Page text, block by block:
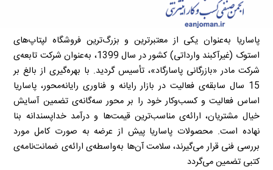
پاساریا به‌عنوان یکی از معتبرترین و بزرگ‌ترین فروشگاه لپتاپ‌های
استوک (غیرآکبند وارداتی) کشور در سال 1399، به‌عنوان شرکت تابعه‌ی
شرکت مادر «بازرگانی پاسارگاد»، تأسیس گردید. با بهره‌گیری از بالغ بر
15 سال سابقه‌ی فعالیت در بازار رایانه و فناوری رایانه‌محور، پاساریا
اساس فعالیت و کسب‌وکار خود را بر محور سه‌گانه‌ی تضمین آسایش
خیال مشتریان، ارائه‌ی مناسب‌ترین قیمت‌ها و درآمد خداپسندانه بنا
نهاده است. محصولات پاساریا پیش از عرضه به صورت کامل مورد
بررسی فنی قرار می‌گیرند، سلامت آن‌ها به‌واسطه‌ی ارائه‌ی ضمانت‌نامه‌ی
کتبی تضمین می‌گردد